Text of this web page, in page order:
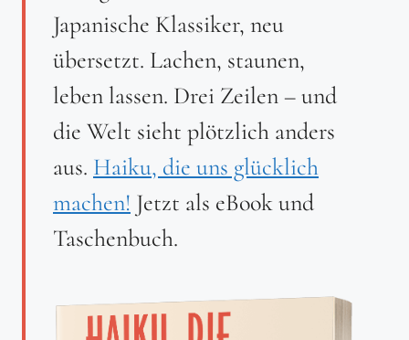
Japanische Klassiker, neu
übersetzt. Lachen, staunen,
leben lassen. Drei Zeilen – und
die Welt sieht plötzlich anders
aus. Haiku, die uns glücklich
machen! Jetzt als eBook und
Taschenbuch.